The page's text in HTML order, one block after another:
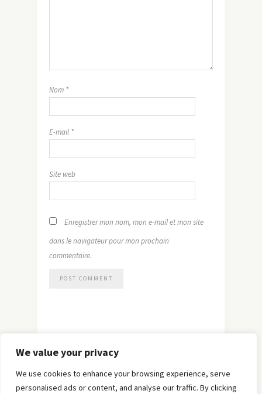
We value your privacy
We use cookies to enhance your browsing experience, serve
personalised ads or content, and analyse our traffic. By clicking
Nom *
E-mail *
Site web
Enregistrer mon nom, mon e-mail et mon site
dans le navigateur pour mon prochain
commentaire.